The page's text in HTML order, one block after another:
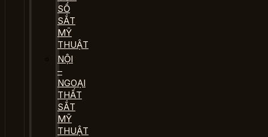
SỔ
SẮT
MỸ
THUẬT
NỘI
–
NGOẠI
THẤT
SẮT
MỸ
THUẬT